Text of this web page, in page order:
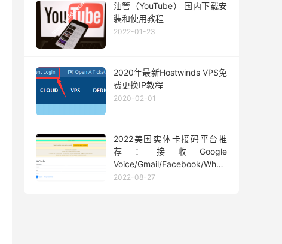
油管（YouTube） 国内下载安
装和使用教程
2022-01-23
2020年最新Hostwinds VPS免
费更换IP教程
2020-02-01
2022美国实体卡接码平台推
荐：接收Google
Voice/Gmail/Facebook/Whatsapp
等短信验证码
2022-08-27